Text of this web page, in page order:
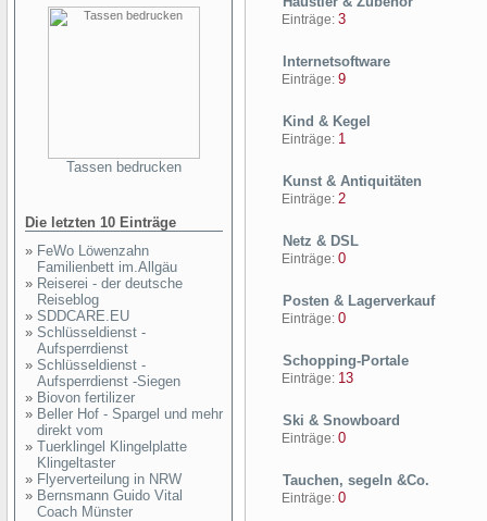
Tassen bedrucken
Die letzten 10 Einträge
» FeWo Löwenzahn
Familienbett im.Allgäu
» Reiserei - der deutsche
Reiseblog
» SDDCARE.EU
» Schlüsseldienst -
Aufsperrdienst
» Schlüsseldienst -
Aufsperrdienst -Siegen
» Biovon fertilizer
» Beller Hof - Spargel und mehr
direkt vom
» Tuerklingel Klingelplatte
Klingeltaster
» Flyerverteilung in NRW
» Bernsmann Guido Vital
Coach Münster
Einträge: 3
Internetsoftware
Einträge: 9
Kind & Kegel
Einträge: 1
Kunst & Antiquitäten
Einträge: 2
Netz & DSL
Einträge: 0
Posten & Lagerverkauf
Einträge: 0
Schopping-Portale
Einträge: 13
Ski & Snowboard
Einträge: 0
Tauchen, segeln &Co.
Einträge: 0